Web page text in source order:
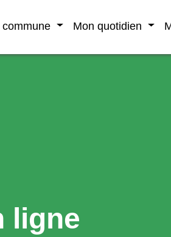
commune Mon quotidien
ligne